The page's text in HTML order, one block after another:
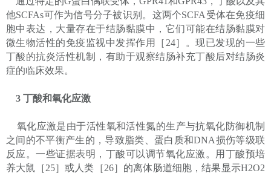
他SCFAs可作为信号分子被识别。这两个SCFA受体在免疫细
胞中表达，大量存在于结肠黏膜中，它们可能在结肠黏膜对
微生物活性的免疫监视中发挥作用［24］。现已发现的一些
丁酸的抗炎活性机制，有助于观察结肠补充丁酸后对结肠炎
症的临床效果。
3 丁酸和氧化应激
氧化应激是由于活性氧和活性氮的生产与抗氧化防御机制
之间的不平衡产生的，导致脂类、蛋白质和DNA损伤等级联
反应。一些证据表明，丁酸可以调节氧化应激。用丁酸预培
养大鼠［25］或人类［26］的离体肠道细胞，结果显示H2O2